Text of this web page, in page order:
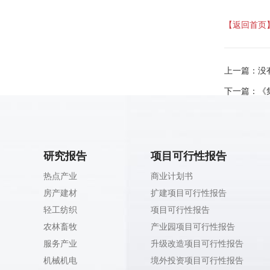
【返回首页
上一篇： 没
下一篇：
研究报告
热点产业
房产建材
轻工纺织
农林畜牧
服务产业
机械机电
项目可行性报告
商业计划书
扩建项目可行性报告
项目可行性报告
产业园项目可行性报告
升级改造项目可行性报告
境外投资项目可行性报告